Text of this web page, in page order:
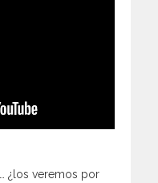
… ¿los veremos por